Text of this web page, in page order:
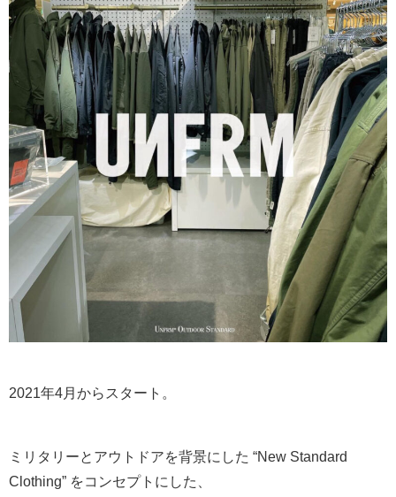
2021年4月からスタート。
ミリタリーとアウトドアを背景にした “New Standard
Clothing” をコンセプトにした、